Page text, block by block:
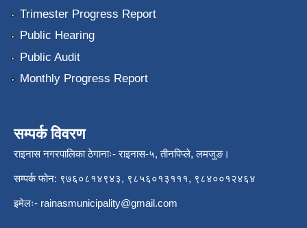
Trimester Progress Report
Public Hearing
Public Audit
Monthly Progress Report
सम्पर्क विवरण
राइनास नगरपालिका ठेगानाः- राइनास-५, तीनपिप्ले, लमजुङ।
सम्पर्क फोन: ९७६०८१४९४३, ९८५६०१३१११, ९८४००१२४६४
इमेलः- rainasmunicipality@gmail.com